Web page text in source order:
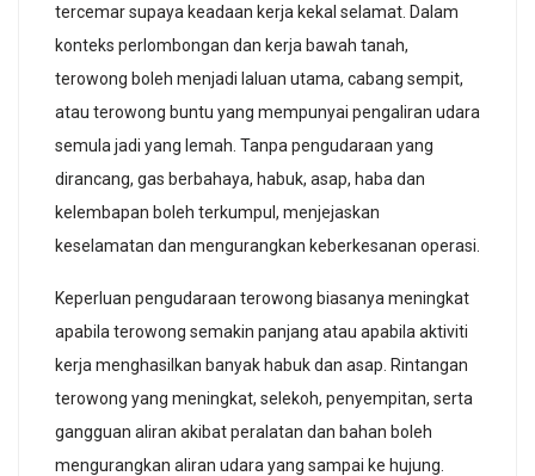
tercemar supaya keadaan kerja kekal selamat. Dalam
konteks perlombongan dan kerja bawah tanah,
terowong boleh menjadi laluan utama, cabang sempit,
atau terowong buntu yang mempunyai pengaliran udara
semula jadi yang lemah. Tanpa pengudaraan yang
dirancang, gas berbahaya, habuk, asap, haba dan
kelembapan boleh terkumpul, menjejaskan
keselamatan dan mengurangkan keberkesanan operasi.
Keperluan pengudaraan terowong biasanya meningkat
apabila terowong semakin panjang atau apabila aktiviti
kerja menghasilkan banyak habuk dan asap. Rintangan
terowong yang meningkat, selekoh, penyempitan, serta
gangguan aliran akibat peralatan dan bahan boleh
mengurangkan aliran udara yang sampai ke hujung.